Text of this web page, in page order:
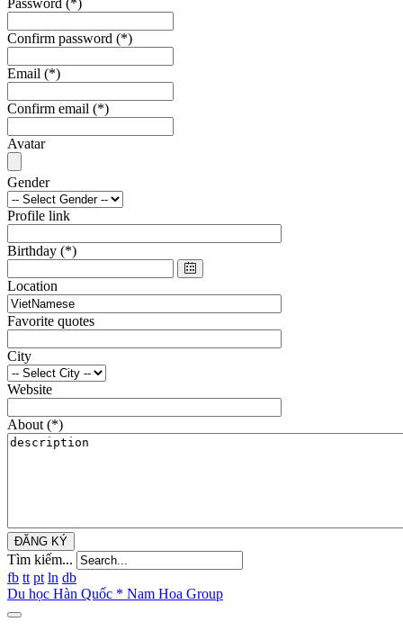
Confirm password (*)
Email (*)
Confirm email (*)
Avatar
Gender
Profile link
Birthday (*)
Location
Favorite quotes
City
Website
About (*)
ĐĂNG KÝ
Tìm kiếm...
fb tt pt ln db
Du học Hàn Quốc * Nam Hoa Group